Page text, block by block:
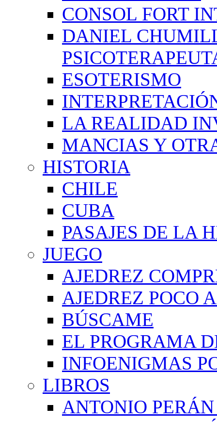
CONSOL FORT
DANIEL
ESOTERISMO
LA REALIDAD
MANCIAS Y
HISTORIA
CHILE
CUBA
PASAJES DE LA
JUEGO
AJEDREZ
AJEDREZ POCO
BÚSCAME
EL PROGRAMA
INFOENIGMAS
LIBROS
ANTONIO